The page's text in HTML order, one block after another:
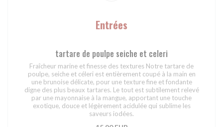
Entrées
tartare de poulpe seiche et celeri
Fraîcheur marine et finesse des textures Notre tartare de
poulpe, seiche et céleri est entièrement coupé à la main en
une brunoise délicate, pour une texture fine et fondante
digne des plus beaux tartares. Le tout est subtilement relevé
par une mayonnaise à la mangue, apportant une touche
exotique, douce et légèrement acidulée qui sublime les
saveurs iodées.